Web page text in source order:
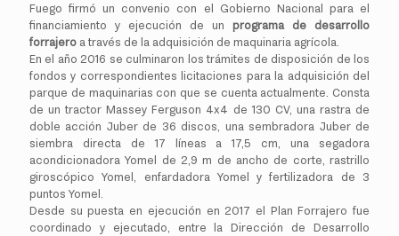
Fuego firmó un convenio con el Gobierno Nacional para el
financiamiento y ejecución de un programa de desarrollo
forrajero a través de la adquisición de maquinaria agrícola.
En el año 2016 se culminaron los trámites de disposición de los
fondos y correspondientes licitaciones para la adquisición del
parque de maquinarias con que se cuenta actualmente. Consta
de un tractor Massey Ferguson 4x4 de 130 CV, una rastra de
doble acción Juber de 36 discos, una sembradora Juber de
siembra directa de 17 líneas a 17,5 cm, una segadora
acondicionadora Yomel de 2,9 m de ancho de corte, rastrillo
giroscópico Yomel, enfardadora Yomel y fertilizadora de 3
puntos Yomel.
Desde su puesta en ejecución en 2017 el Plan Forrajero fue
coordinado y ejecutado, entre la Dirección de Desarrollo